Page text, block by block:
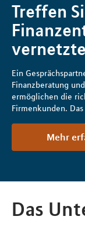
Treffen
Ein
Finanzberatung
ermöglichen die
Firmenkunden.
Mehr
Das